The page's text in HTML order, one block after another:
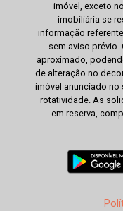
imóvel, exceto
imobiliária se
informação
sem aviso
aproximado,
de alteração no
imóvel anunciado no
rotatividade. As
em reserva,